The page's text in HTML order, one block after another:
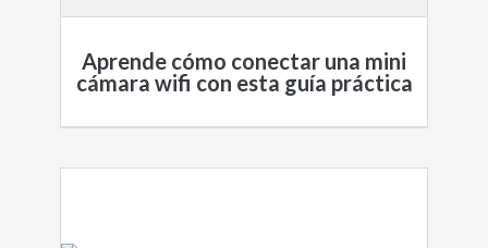
Aprende cómo conectar una mini
cámara wifi​ con esta guía práctica